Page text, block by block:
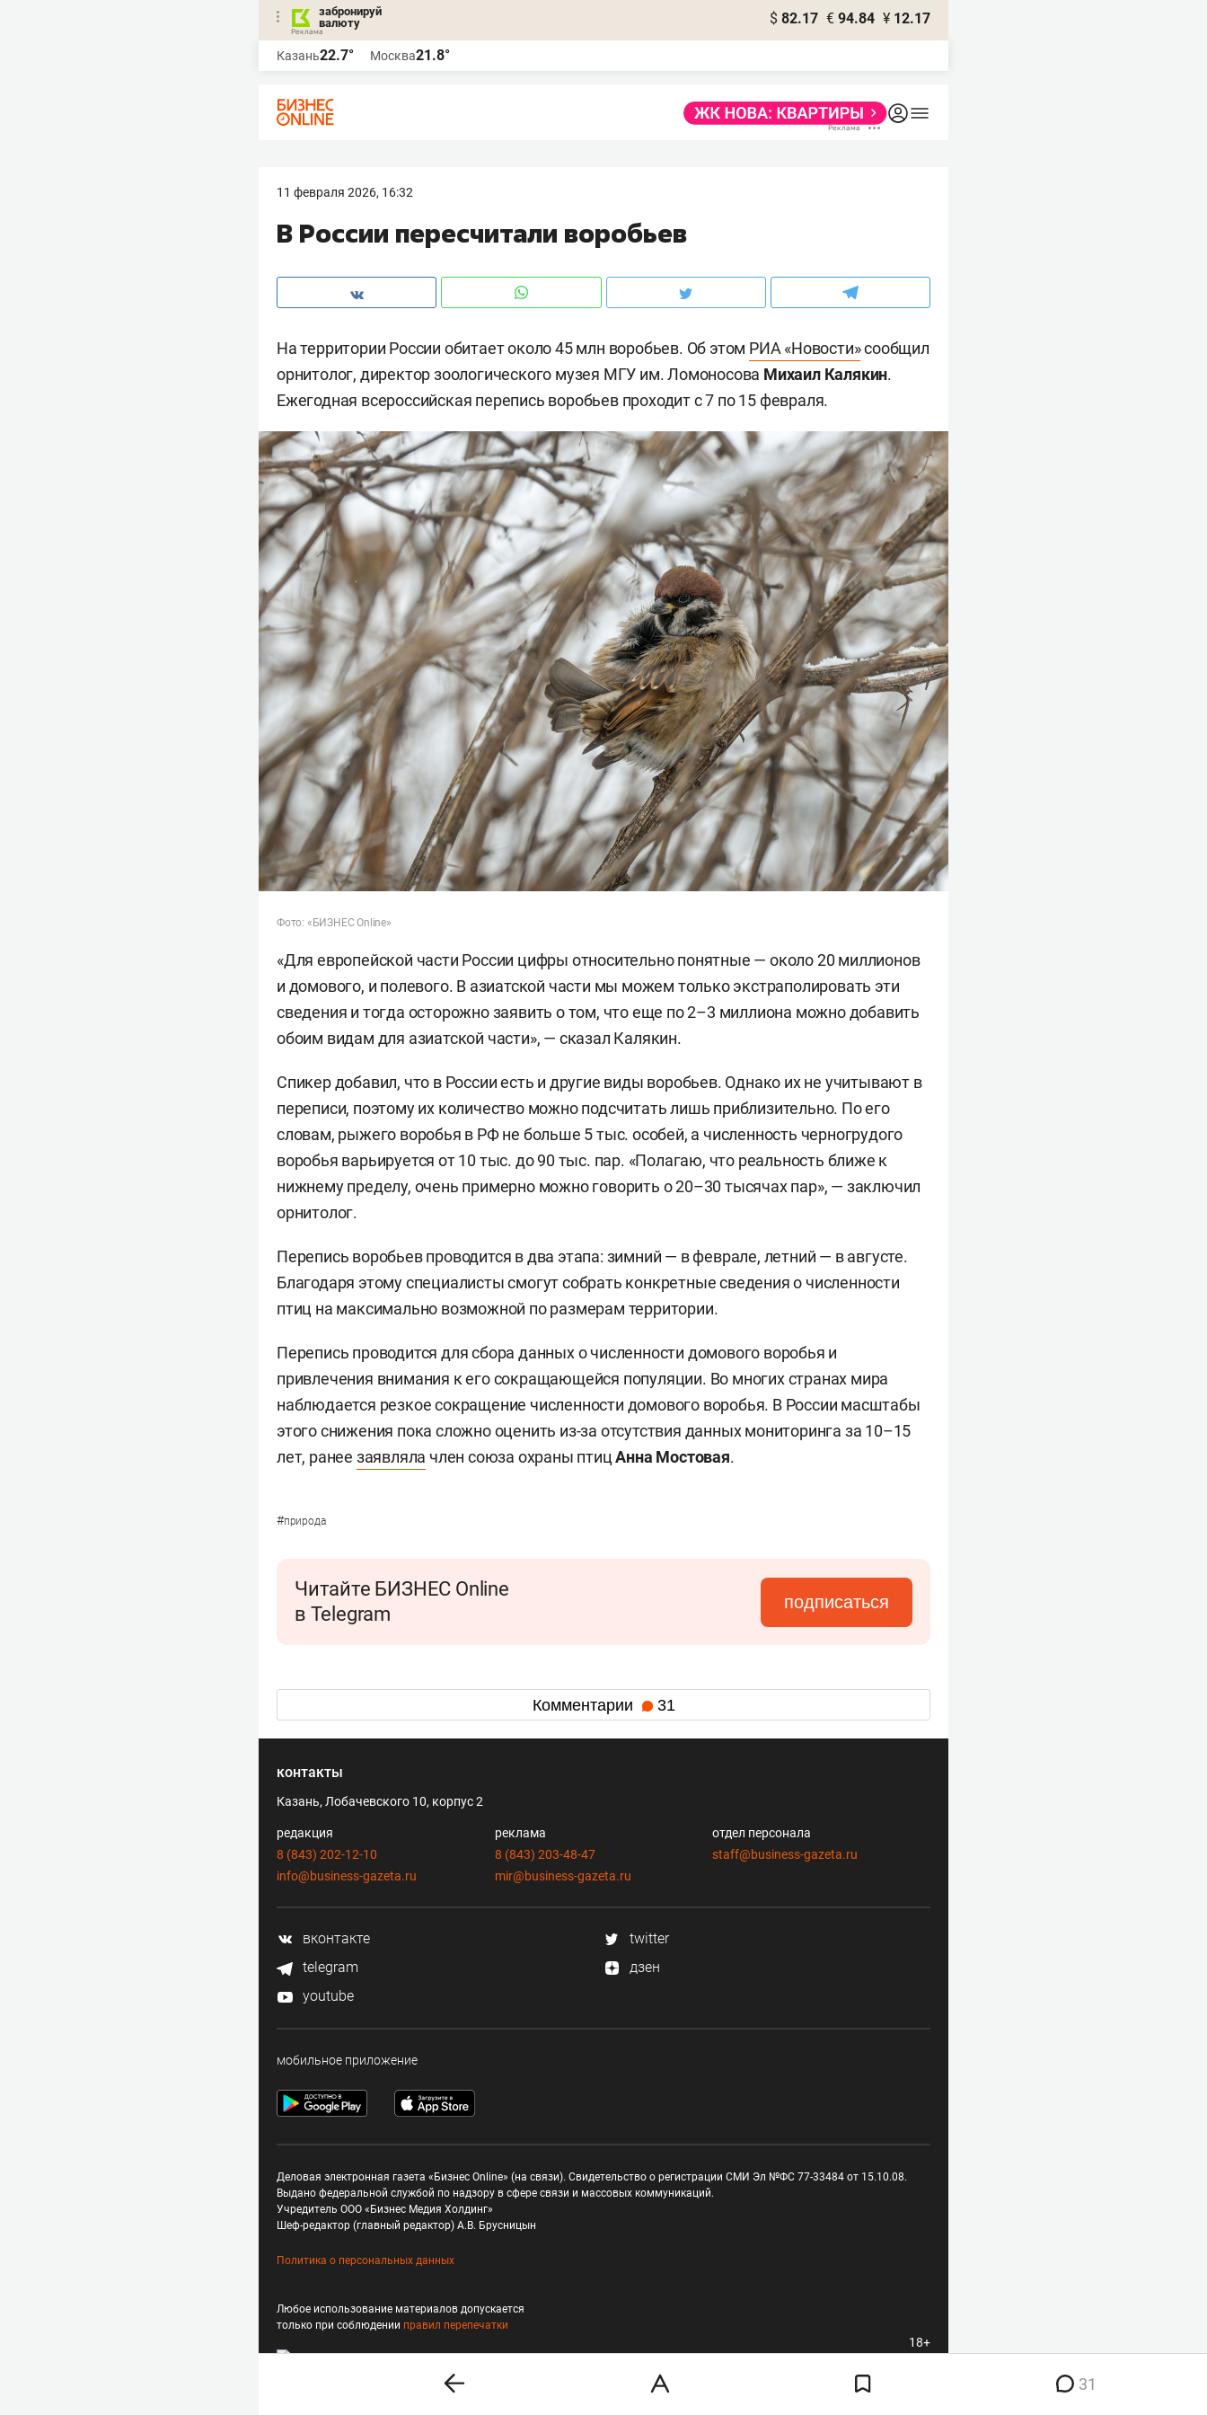
забронируй
валюту
$ 82.17 € 94.84 ¥ 12.17
Казань22.7° Москва21.8°
11 февраля 2026, 16:32
В России пересчитали воробьев
На территории России обитает около 45 млн воробьев. Об этом РИА «Новости»сообщил
орнитолог, директор зоологического музея МГУ им. Ломоносова Михаил Калякин.
Ежегодная всероссийская перепись воробьев проходит с 7 по 15 февраля.
Фото: «БИЗНЕС Online»
«Для европейской части России цифры относительно понятные — около 20 миллионов
и домового, и полевого. В азиатской части мы можем только экстраполировать эти
сведения и тогда осторожно заявить о том, что еще по 2–3 миллиона можно добавить
обоим видам для азиатской части», — сказал Калякин.
Спикер добавил, что в России есть и другие виды воробьев. Однако их не учитывают в
переписи, поэтому их количество можно подсчитать лишь приблизительно. По его
словам, рыжего воробья в РФ не больше 5 тыс. особей, а численность черногрудого
воробья варьируется от 10 тыс. до 90 тыс. пар. «Полагаю, что реальность ближе к
нижнему пределу, очень примерно можно говорить о 20–30 тысячах пар», — заключил
орнитолог.
Перепись воробьев проводится в два этапа: зимний — в феврале, летний — в августе.
Благодаря этому специалисты смогут собрать конкретные сведения о численности
птиц на максимально возможной по размерам территории.
Перепись проводится для сбора данных о численности домового воробья и
привлечения внимания к его сокращающейся популяции. Во многих странах мира
наблюдается резкое сокращение численности домового воробья. В России масштабы
этого снижения пока сложно оценить из-за отсутствия данных мониторинга за 10–15
лет, ранее заявляла член союза охраны птицАнна Мостовая.
#природа
Читайте БИЗНЕС Online
в Telegram
подписаться
Комментарии 31
31
контакты
Казань, Лобачевского 10, корпус 2
редакция
8 (843) 202-12-10
info@business-gazeta.ru
реклама
8 (843) 203-48-47
mir@business-gazeta.ru
отдел персонала
staff@business-gazeta.ru
вконтакте
twitter
telegram
дзен
youtube
мобильное приложение
Деловая электронная газета «Бизнес Online» (на связи). Свидетельство о регистрации СМИ Эл №ФС 77-33484 от 15.10.08.
Выдано федеральной службой по надзору в сфере связи и массовых коммуникаций.
Учредитель ООО «Бизнес Медия Холдинг»
Шеф-редактор (главный редактор) А.В. Брусницын
Политика о персональных данных
Любое использование материалов допускается
только при соблюдении правил перепечатки
18+